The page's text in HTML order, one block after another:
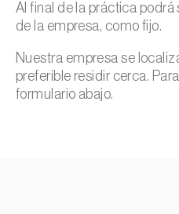
Al final de la práctica
de la empresa, como fijo.
Nuestra empresa se
preferible residir cerca.
formulario abajo.